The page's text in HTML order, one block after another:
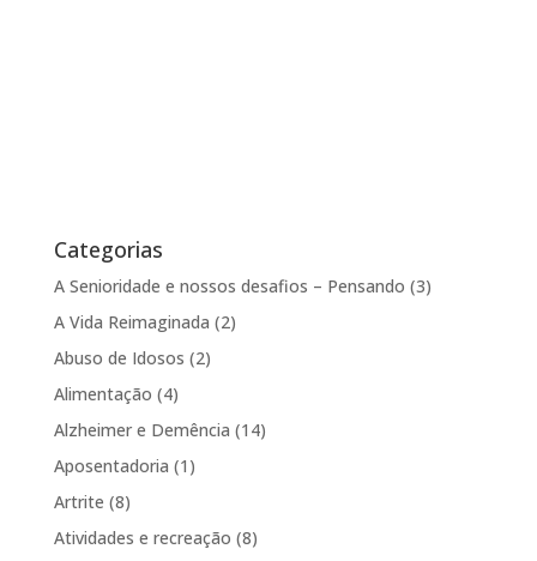
Categorias
A Senioridade e nossos desafios – Pensando (3)
A Vida Reimaginada (2)
Abuso de Idosos (2)
Alimentação (4)
Alzheimer e Demência (14)
Aposentadoria (1)
Artrite (8)
Atividades e recreação (8)